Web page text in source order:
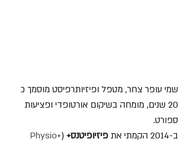
שמי עופר צחר, מטפל ופיזיותרפיסט מוסמך כ
20 שנים, מומחה בשיקום אורטופדי ופציעות
ספורט.
ב-2014 הקמתי את
פיזיופיטנס+ (
+Physio